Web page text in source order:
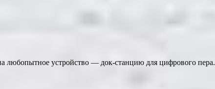
любопытное устройство — док-станцию для цифрового пера.